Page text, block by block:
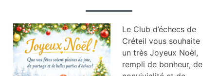
Le Club d’échecs de
Créteil vous souhaite
un très Joyeux Noël,
rempli de bonheur, de